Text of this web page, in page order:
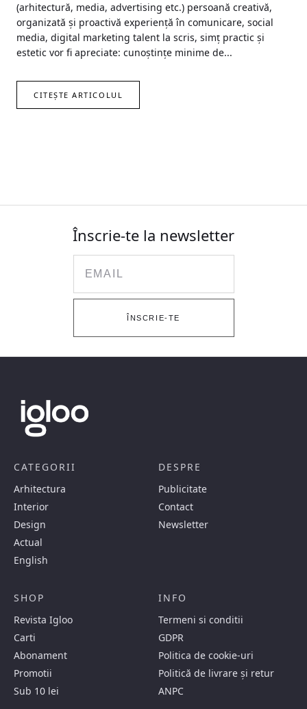
(arhitectură, media, advertising etc.) persoană creativă,
organizată și proactivă experiență în comunicare, social
media, digital marketing talent la scris, simț practic și
estetic vor fi apreciate: cunoștințe minime de...
CITEȘTE ARTICOLUL
Înscrie-te la newsletter
ÎNSCRIE-TE
CATEGORII
Arhitectura
Interior
Design
Actual
English
DESPRE
Publicitate
Contact
Newsletter
SHOP
Revista Igloo
Carti
Abonament
Promotii
Sub 10 lei
INFO
Termeni si conditii
GDPR
Politica de cookie-uri
Politică de livrare și retur
ANPC